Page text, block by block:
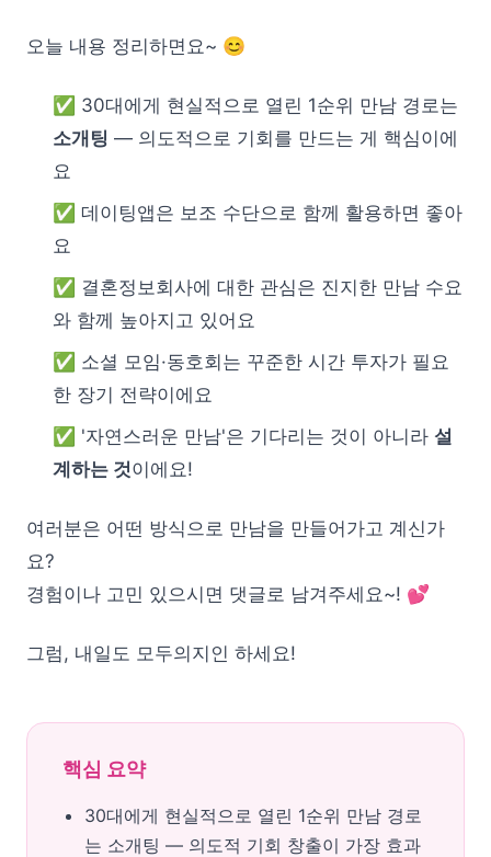
오늘 내용 정리하면요~ 😊
✅ 30대에게 현실적으로 열린 1순위 만남 경로는
소개팅 — 의도적으로 기회를 만드는 게 핵심이에
요
✅ 데이팅앱은 보조 수단으로 함께 활용하면 좋아
요
✅ 결혼정보회사에 대한 관심은 진지한 만남 수요
와 함께 높아지고 있어요
✅ 소셜 모임·동호회는 꾸준한 시간 투자가 필요
한 장기 전략이에요
✅ '자연스러운 만남'은 기다리는 것이 아니라 설
계하는 것이에요!
여러분은 어떤 방식으로 만남을 만들어가고 계신가
요?
경험이나 고민 있으시면 댓글로 남겨주세요~! 💕
그럼, 내일도 모두의지인 하세요!
핵심 요약
30대에게 현실적으로 열린 1순위 만남 경로
는 소개팅 — 의도적 기회 창출이 가장 효과